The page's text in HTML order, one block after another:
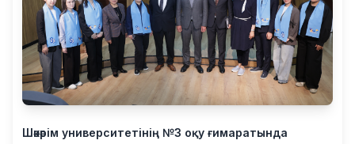
Шәкәрім университетінің №3 оқу ғимаратында